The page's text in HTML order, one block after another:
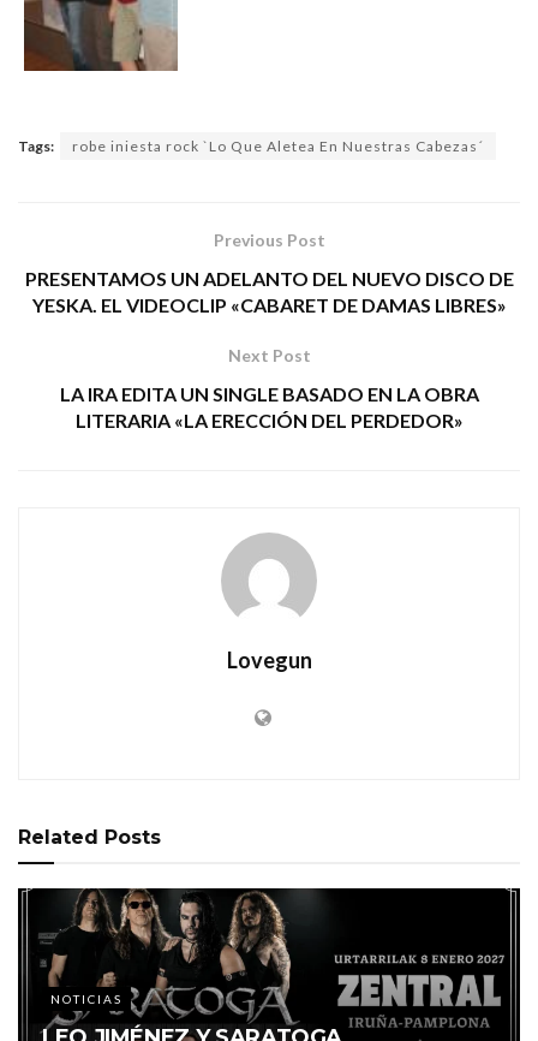
Tags: robe iniesta rock `Lo Que Aletea En Nuestras Cabezas´
Previous Post
PRESENTAMOS UN ADELANTO DEL NUEVO DISCO DE
YESKA. EL VIDEOCLIP «CABARET DE DAMAS LIBRES»
Next Post
LA IRA EDITA UN SINGLE BASADO EN LA OBRA
LITERARIA «LA ERECCIÓN DEL PERDEDOR»
Lovegun
Related Posts
NOTICIAS